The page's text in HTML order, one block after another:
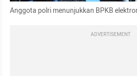
Anggota polri menunjukkan BPKB
ADVERTISEMENT